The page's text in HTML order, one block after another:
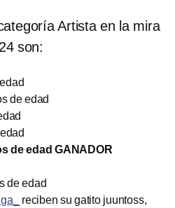
Artista en la mira
son:
de edad
de edad GANADOR
de edad
reciben su gatito juuntoss,